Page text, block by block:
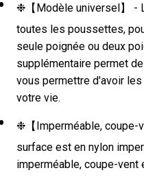
❉【Modèle universel】 -
toutes les poussettes,
seule poignée ou deux
supplémentaire permet
vous permettre d'avoir
votre vie.
❉【Imperméable, coupe-
surface est en nylon
imperméable, coupe-vent